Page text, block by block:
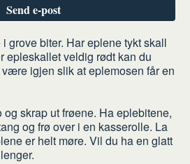
Send e-post
grove biter. Har eplene tykt skall
epleskallet veldig rødt kan du
igjen slik at eplemosen får en
skrap ut frøene. Ha eplebitene,
og frø over i en kasserolle. La
er helt møre. Vil du ha en glatt